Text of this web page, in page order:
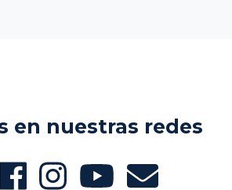
en nuestras redes